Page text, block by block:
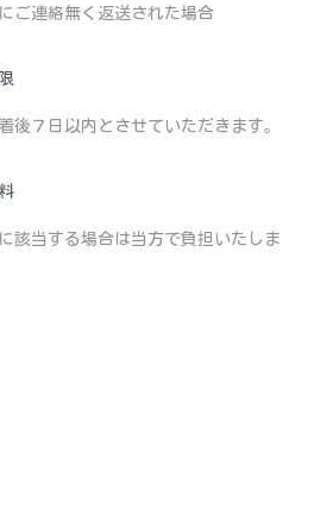
ご連絡無く返送された場合
後７日以内とさせていただきます。
該当する場合は当方で負担いたしま